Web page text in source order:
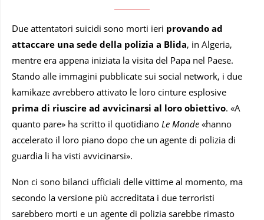
Due attentatori suicidi sono morti ieri provando ad
attaccare una sede della polizia a Blida, in Algeria,
mentre era appena iniziata la visita del Papa nel Paese.
Stando alle immagini pubblicate sui social network, i due
kamikaze avrebbero attivato le loro cinture esplosive
prima di riuscire ad avvicinarsi al loro obiettivo. «A
quanto pare» ha scritto il quotidiano Le Monde «hanno
accelerato il loro piano dopo che un agente di polizia di
guardia li ha visti avvicinarsi».
Non ci sono bilanci ufficiali delle vittime al momento, ma
secondo la versione più accreditata i due terroristi
sarebbero morti e un agente di polizia sarebbe rimasto